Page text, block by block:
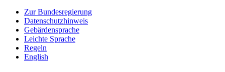
Zur Bun­des­re­gie­rung
Da­ten­schutz­hin­weis
Ge­bär­den­spra­che
Leich­te Spra­che
Re­geln
English